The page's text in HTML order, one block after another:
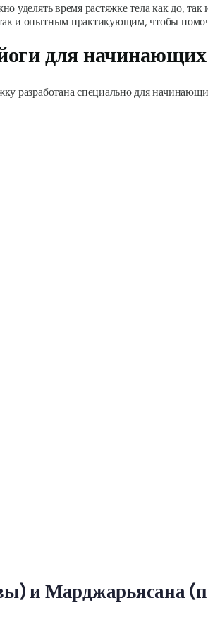
уделять время растяжке тела как до,
и опытным практикующим, чтобы
для начинающих
разработана специально для
и Марджарьясана